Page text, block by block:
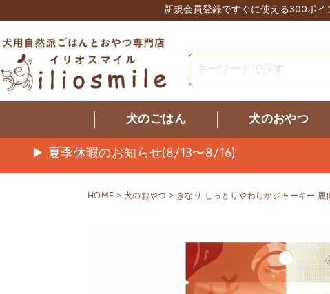
新規会員登録ですぐに使える300ポイ
犬のごはん 犬のおやつ
▶ 夏季休暇のお知らせ(8/13〜8/16)
HOME 犬のおやつ きなり しっとりやわらかジャーキー 鹿